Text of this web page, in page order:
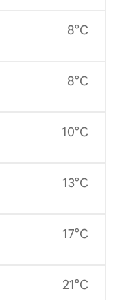
8°C
8°C
10°C
13°C
17°C
21°C